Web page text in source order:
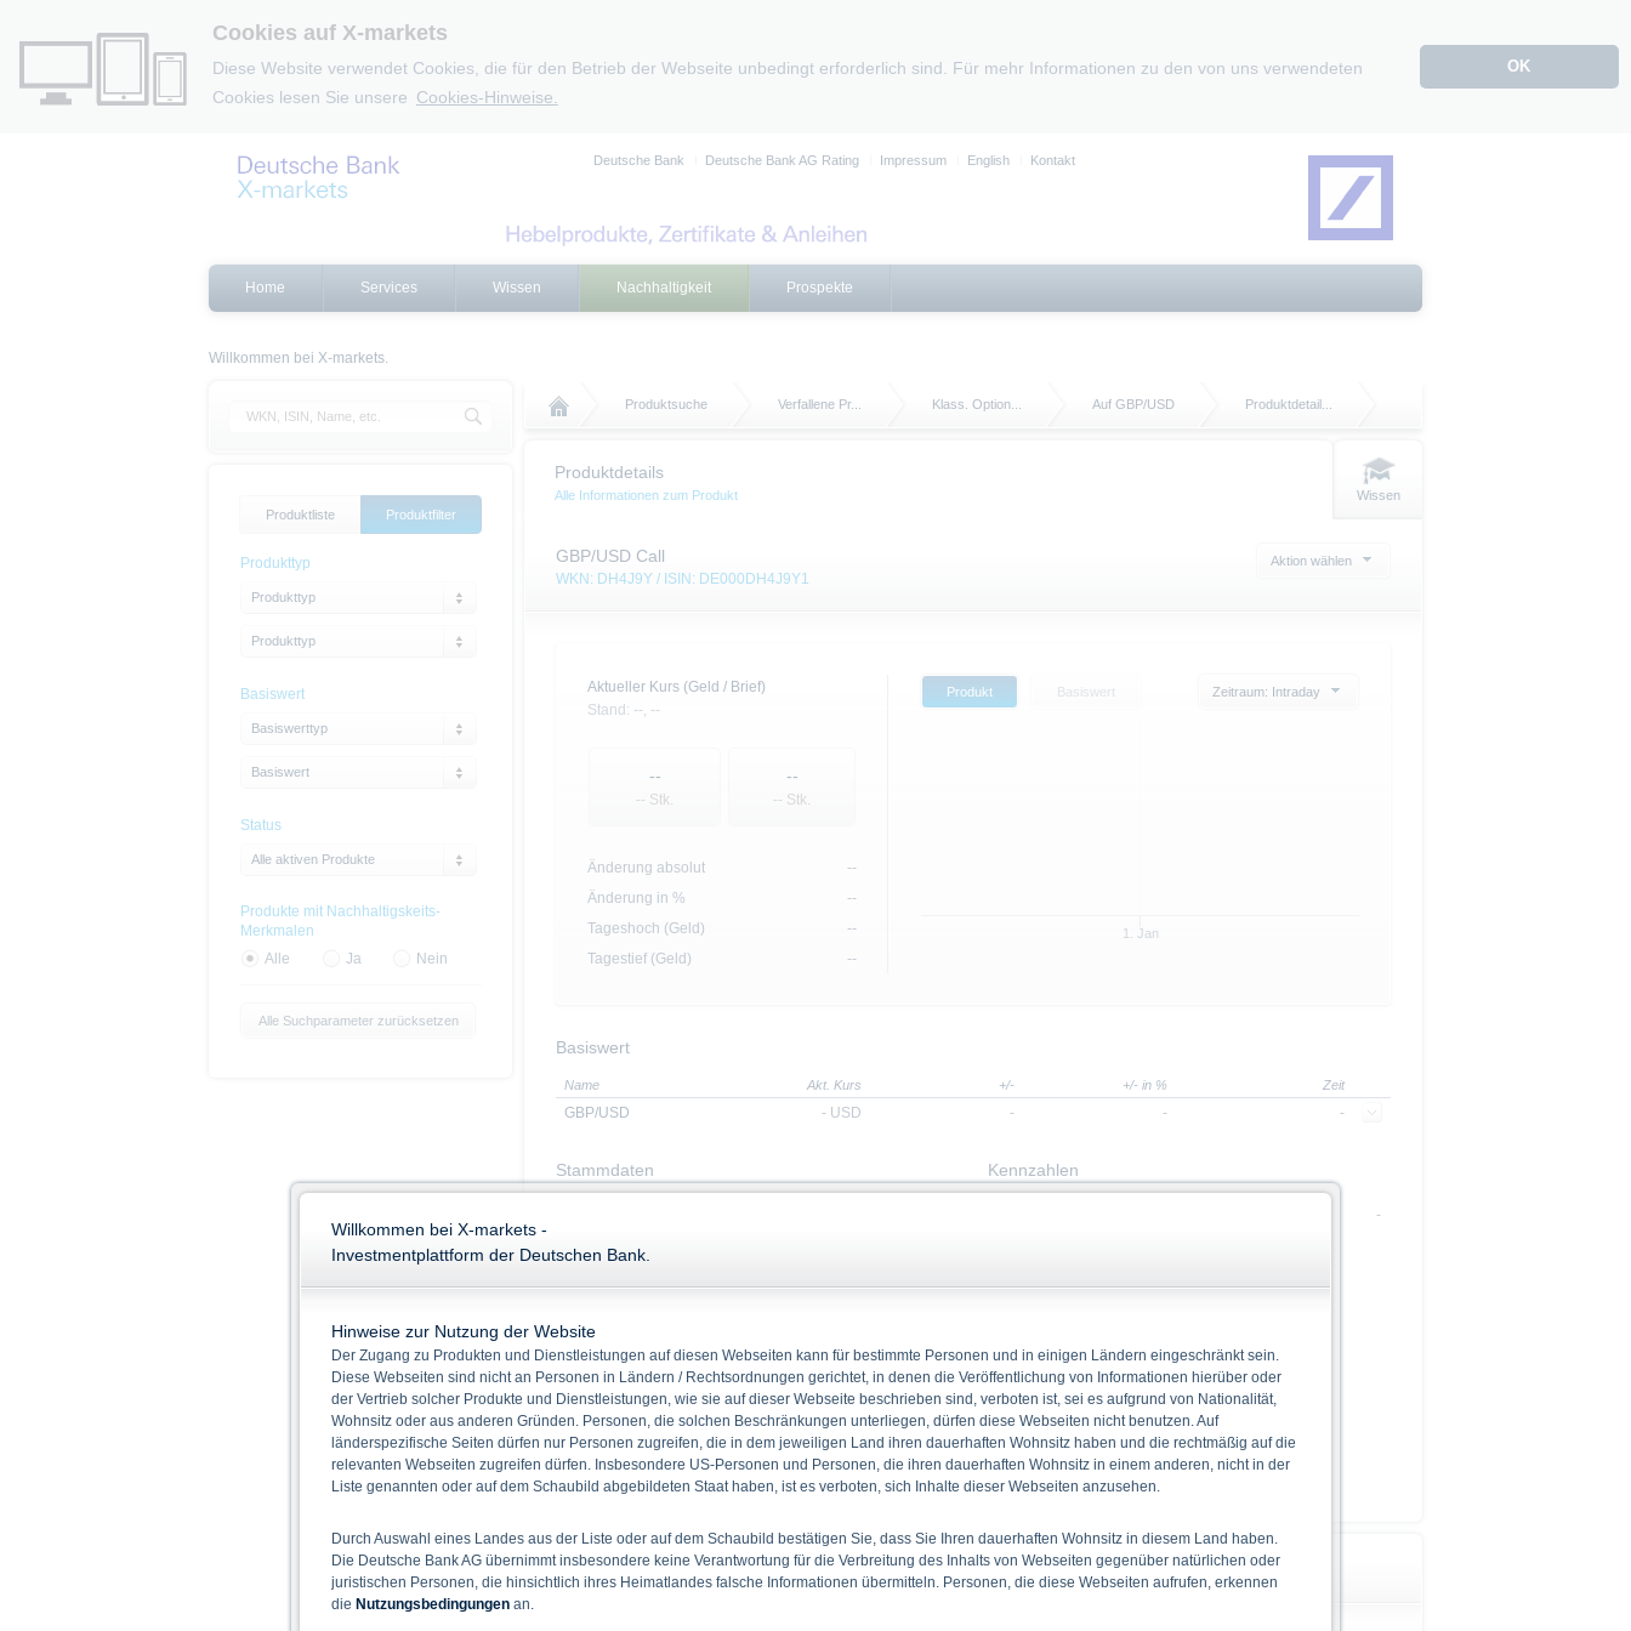
Cookies auf X-markets
Diese Website verwendet Cookies, die für den Betrieb der Webseite unbedingt erforderlich sind. Für mehr Informationen zu den von uns verwendeten
Cookies lesen Sie unsere Cookies-Hinweise.
OK
Deutsche Bank Deutsche Bank AG Rating Impressum English Kontakt
Home Services Wissen Nachhaltigkeit Prospekte
Willkommen bei X-markets.
Produktsuche Verfallene Pr... Klass. Option... Auf GBP/USD Produktdetail...
Produktdetails
Alle Informationen zum Produkt Wissen
GBP/USD Call
WKN: DH4J9Y / ISIN: DE000DH4J9Y1
Aktion wählen
Aktueller Kurs (Geld / Brief)
Stand: --, --
--
-- Stk.
--
-- Stk.
Änderung absolut
--
Änderung in %
--
Tageshoch (Geld)
--
Tagestief (Geld)
--
Produkt Basiswert Zeitraum: Intraday
1. Jan
Basiswert
Name Akt. Kurs +/- +/- in % Zeit
GBP/USD - USD - - -
Stammdaten
Produkttyp
Basiswert
GBP/USD
Rückzahlung
Cash
Emissionstag
19.05.2025
Laufzeit
20.03.2026
Basispreis
1,3700 USD
Kennzahlen
-
Downloads Wichtige Hinweise
Produktliste Produktfilter
Produkttyp
Produkttyp
Produkttyp
Basiswert
Basiswerttyp
Basiswert
Status
Alle aktiven Produkte
Produkte mit Nachhaltigskeits-
Merkmalen
Alle
Ja Nein
Alle Suchparameter zurücksetzen
Willkommen bei X-markets -
Investmentplattform der Deutschen Bank.
Hinweise zur Nutzung der Website
Der Zugang zu Produkten und Dienstleistungen auf diesen Webseiten kann für bestimmte Personen und in einigen Ländern eingeschränkt sein.
Diese Webseiten sind nicht an Personen in Ländern / Rechtsordnungen gerichtet, in denen die Veröffentlichung von Informationen hierüber oder
der Vertrieb solcher Produkte und Dienstleistungen, wie sie auf dieser Webseite beschrieben sind, verboten ist, sei es aufgrund von Nationalität,
Wohnsitz oder aus anderen Gründen. Personen, die solchen Beschränkungen unterliegen, dürfen diese Webseiten nicht benutzen. Auf
länderspezifische Seiten dürfen nur Personen zugreifen, die in dem jeweiligen Land ihren dauerhaften Wohnsitz haben und die rechtmäßig auf die
relevanten Webseiten zugreifen dürfen. Insbesondere US-Personen und Personen, die ihren dauerhaften Wohnsitz in einem anderen, nicht in der
Liste genannten oder auf dem Schaubild abgebildeten Staat haben, ist es verboten, sich Inhalte dieser Webseiten anzusehen.
Durch Auswahl eines Landes aus der Liste oder auf dem Schaubild bestätigen Sie, dass Sie Ihren dauerhaften Wohnsitz in diesem Land haben.
Die Deutsche Bank AG übernimmt insbesondere keine Verantwortung für die Verbreitung des Inhalts von Webseiten gegenüber natürlichen oder
juristischen Personen, die hinsichtlich ihres Heimatlandes falsche Informationen übermitteln. Personen, die diese Webseiten aufrufen, erkennen
die Nutzungsbedingungen an.